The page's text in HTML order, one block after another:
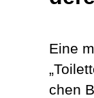
Eine
chen